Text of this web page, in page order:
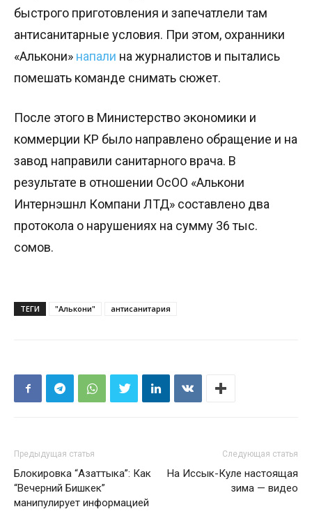
быстрого приготовления и запечатлели там
антисанитарные условия. При этом, охранники
«Алькони» напали на журналистов и пытались
помешать команде снимать сюжет.
После этого в Министерство экономики и
коммерции КР было направлено обращение и на
завод направили санитарного врача. В
результате в отношении ОсОО «Алькони
Интернэшнл Компани ЛТД» составлено два
протокола о нарушениях на сумму 36 тыс.
сомов.
ТЕГИ "Алькони" антисанитария
Предыдущая статья
Блокировка “Азаттыка”: Как
“Вечерний Бишкек”
манипулирует информацией
Следующая статья
На Иссык-Куле настоящая
зима — видео